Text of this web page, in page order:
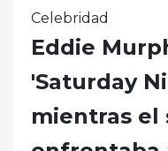
Celebridad
Eddie
'Saturday
mientras el